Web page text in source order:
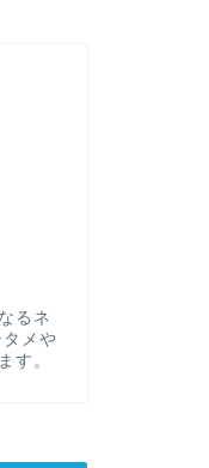
るネ
メや
す。